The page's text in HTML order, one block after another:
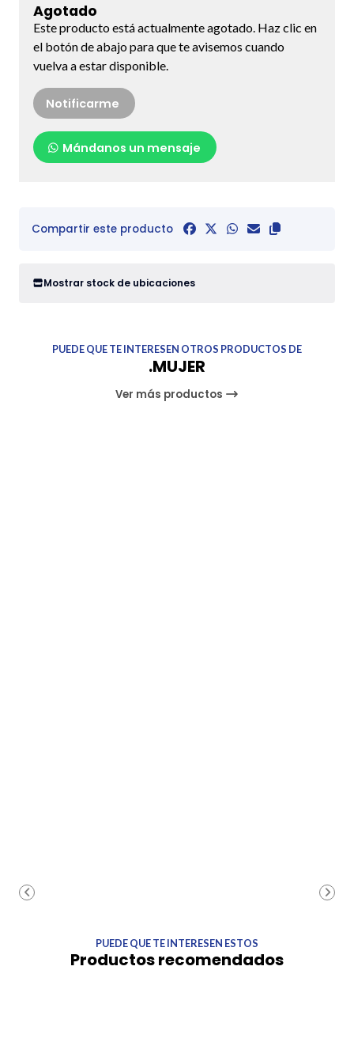
Agotado
Este producto está actualmente agotado. Haz clic en
el botón de abajo para que te avisemos cuando
vuelva a estar disponible.
Notificarme
Mándanos un mensaje
Compartir este producto
Mostrar stock de ubicaciones
PUEDE QUE TE INTERESEN OTROS PRODUCTOS DE
.MUJER
Ver más productos
PUEDE QUE TE INTERESEN ESTOS
Productos recomendados